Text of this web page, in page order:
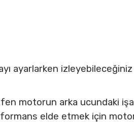
ayarlarken
motorun arka ucundaki
elde etmek için motor